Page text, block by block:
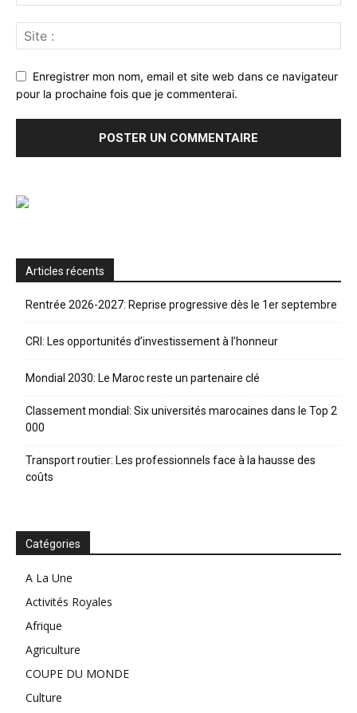
Enregistrer mon nom, email et site web dans ce navigateur
pour la prochaine fois que je commenterai.
Articles récents
Rentrée 2026-2027: Reprise progressive dès le 1er septembre
CRI: Les opportunités d’investissement à l’honneur
Mondial 2030: Le Maroc reste un partenaire clé
Classement mondial: Six universités marocaines dans le Top 2
000
Transport routier: Les professionnels face à la hausse des
coûts
Catégories
A La Une
Activités Royales
Afrique
Agriculture
COUPE DU MONDE
Culture